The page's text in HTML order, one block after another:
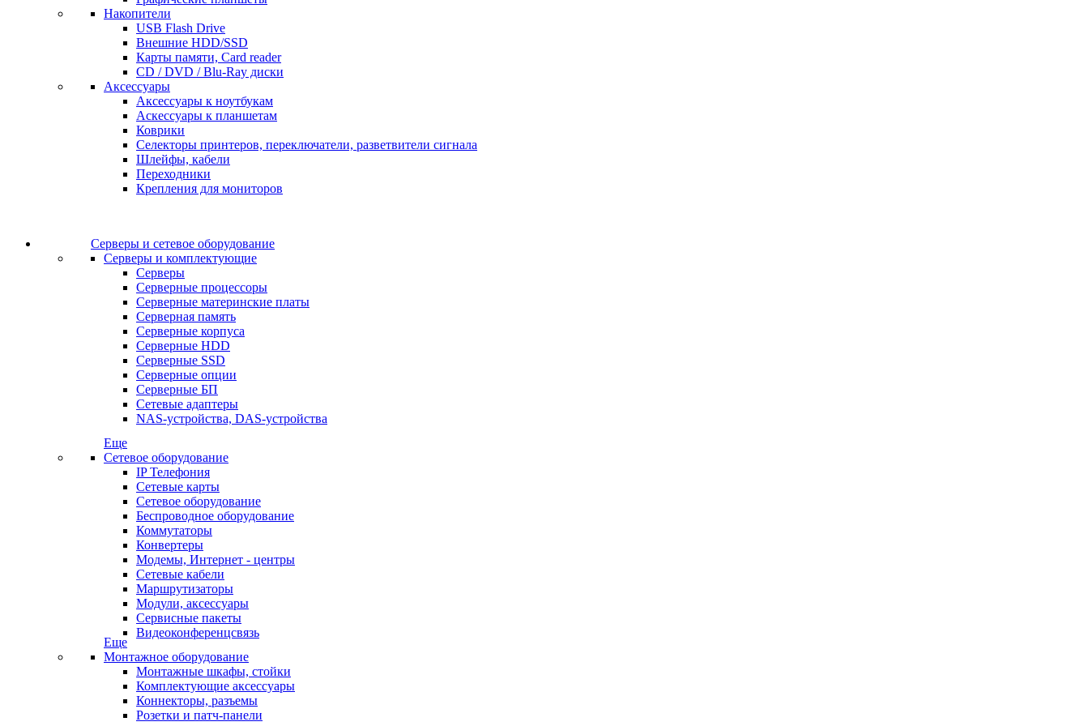
Накопители
USB Flash Drive
Внешние HDD/SSD
Карты памяти, Card reader
CD / DVD / Blu-Ray диски
Аксессуары
Аксессуары к ноутбукам
Аскессуары к планшетам
Коврики
Селекторы принтеров, переключатели, разветвители сигнала
Шлейфы, кабели
Переходники
Крепления для мониторов
Серверы и сетевое оборудование
Серверы и комплектующие
Серверы
Серверные процессоры
Серверные материнские платы
Серверная память
Серверные корпуса
Серверные HDD
Серверные SSD
Серверные опции
Серверные БП
Сетевые адаптеры
NAS-устройства, DAS-устройства
Еще
Сетевое оборудование
IP Телефония
Сетевые карты
Сетевое оборудование
Беспроводное оборудование
Коммутаторы
Конвертеры
Модемы, Интернет - центры
Сетевые кабели
Маршрутизаторы
Модули, аксессуары
Сервисные пакеты
Видеоконференцсвязь
Еще
Монтажное оборудование
Монтажные шкафы, стойки
Комплектующие аксессуары
Коннекторы, разъемы
Розетки и патч-панели